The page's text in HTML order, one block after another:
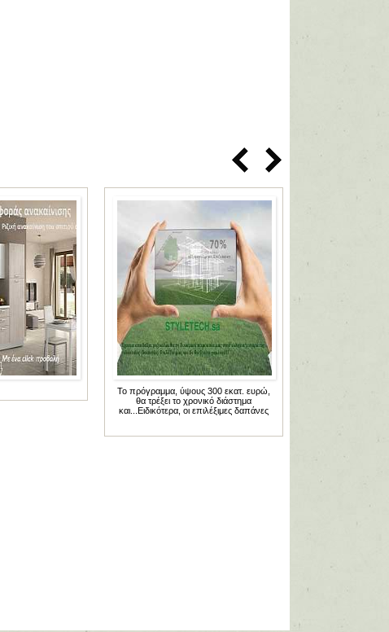
Το πρόγραμμα, ύψους 300 εκατ. ευρώ,
θα τρέξει το χρονικό διάστημα
και...Ειδικότερα, οι επιλέξιμες δαπάνες